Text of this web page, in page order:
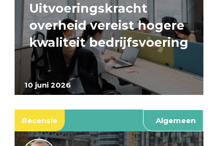
10 juni 2026
Uitvoeringskracht
overheid vereist hogere
kwaliteit bedrijfsvoering
Recensie Algemeen